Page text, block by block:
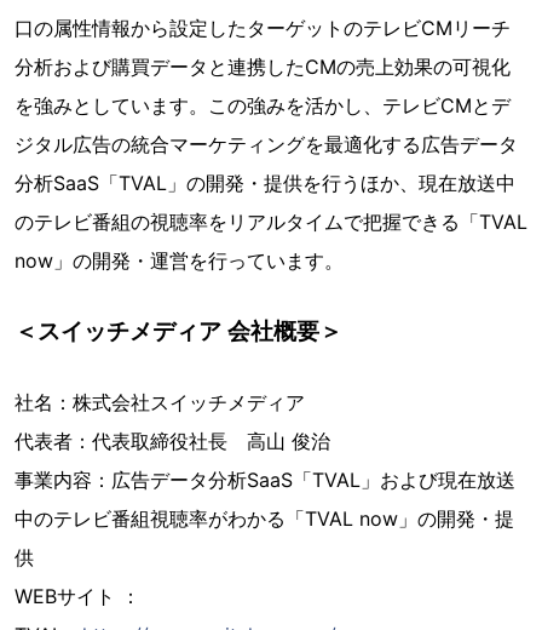
口の属性情報から設定したターゲットのテレビCMリーチ
分析および購買データと連携したCMの売上効果の可視化
を強みとしています。この強みを活かし、テレビCMとデ
ジタル広告の統合マーケティングを最適化する広告データ
分析SaaS「TVAL」の開発・提供を行うほか、現在放送中
のテレビ番組の視聴率をリアルタイムで把握できる「TVAL
now」の開発・運営を行っています。
＜スイッチメディア 会社概要＞
社名：株式会社スイッチメディア
代表者：代表取締役社長 高山 俊治
事業内容：広告データ分析SaaS「TVAL」および現在放送
中のテレビ番組視聴率がわかる「TVAL now」の開発・提
供
WEBサイト ：